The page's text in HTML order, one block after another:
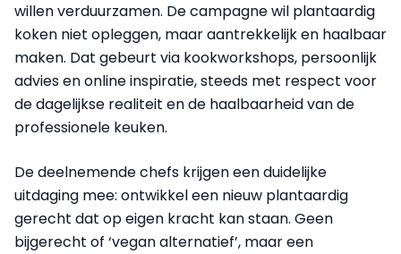
willen verduurzamen. De campagne wil plantaardig
koken niet opleggen, maar aantrekkelijk en haalbaar
maken. Dat gebeurt via kookworkshops, persoonlijk
advies en online inspiratie, steeds met respect voor
de dagelijkse realiteit en de haalbaarheid van de
professionele keuken.
De deelnemende chefs krijgen een duidelijke
uitdaging mee: ontwikkel een nieuw plantaardig
gerecht dat op eigen kracht kan staan. Geen
bijgerecht of ‘vegan alternatief’, maar een